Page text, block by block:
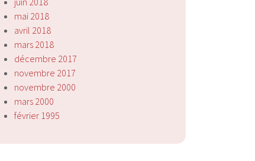
mai 2018
avril 2018
mars 2018
décembre 2017
novembre 2017
novembre 2000
mars 2000
février 1995